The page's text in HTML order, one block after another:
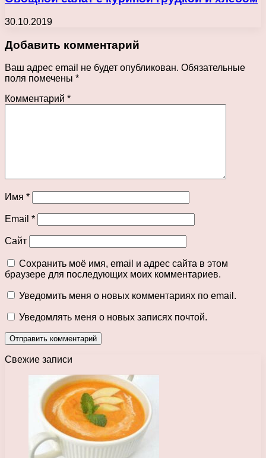
30.10.2019
Добавить комментарий
Ваш адрес email не будет опубликован. Обязательные
поля помечены *
Комментарий *
Имя *
Email *
Сайт
Сохранить моё имя, email и адрес сайта в этом
браузере для последующих моих комментариев.
Уведомить меня о новых комментариях по email.
Уведомлять меня о новых записях почтой.
Свежие записи